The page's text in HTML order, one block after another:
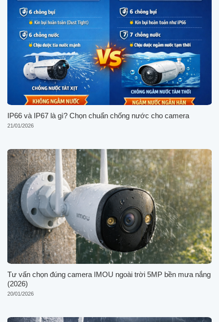
IP66 và IP67 là gì? Chọn chuẩn chống nước cho camera
21/01/2026
Tư vấn chọn đúng camera IMOU ngoài trời 5MP bền mưa nắng
(2026)
20/01/2026